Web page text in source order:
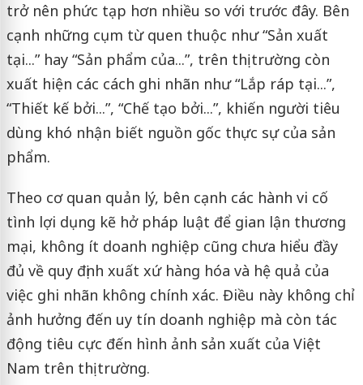
trở nên phức tạp hơn nhiều so với trước đây. Bên
cạnh những cụm từ quen thuộc như “Sản xuất
tại...” hay “Sản phẩm của...”, trên thị trường còn
xuất hiện các cách ghi nhãn như “Lắp ráp tại...”,
“Thiết kế bởi...”, “Chế tạo bởi...”, khiến người tiêu
dùng khó nhận biết nguồn gốc thực sự của sản
phẩm.
Theo cơ quan quản lý, bên cạnh các hành vi cố
tình lợi dụng kẽ hở pháp luật để gian lận thương
mại, không ít doanh nghiệp cũng chưa hiểu đầy
đủ về quy định xuất xứ hàng hóa và hệ quả của
việc ghi nhãn không chính xác. Điều này không chỉ
ảnh hưởng đến uy tín doanh nghiệp mà còn tác
động tiêu cực đến hình ảnh sản xuất của Việt
Nam trên thị trường.